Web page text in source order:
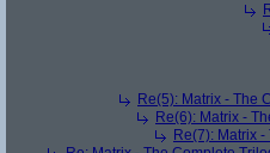
Re(5): Matrix - The
Re(6): Matrix -
Re(7): Matrix